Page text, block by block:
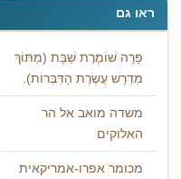
ראו גם
פָּרָה שׁוֹמֶרֶת שַׁבָּת (מִתּוֹךְ
מִדְרָשׁ עֲשֶׂרֶת הַדִּבְּרוֹת).
משדה מואב אל הר
האלוקים
מכומר אפרו-אמריקאית